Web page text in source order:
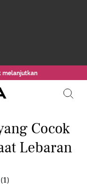
melanjutkan
Cocok
Lebaran
(1)